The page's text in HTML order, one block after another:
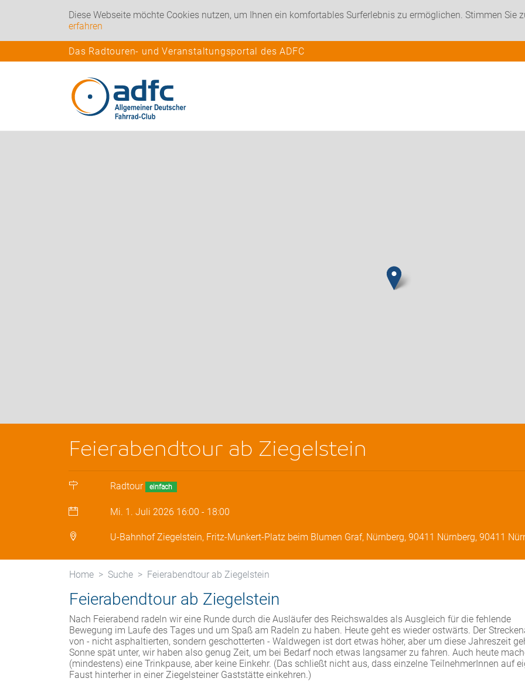
Diese Webseite möchte Cookies nutzen, um Ihnen ein komfortables Surferlebnis zu ermöglichen. Stimmen Sie
erfahren
Das Radtouren- und Veranstaltungsportal des ADFC
Feierabendtour ab Ziegelstein
Radtour einfach
Mi. 1. Juli 2026 16:00 - 18:00
U-Bahnhof Ziegelstein, Fritz-Munkert-Platz beim Blumen Graf, Nürnberg, 90411 Nürnberg, 90411
Home Suche Feierabendtour ab Ziegelstein
Feierabendtour ab Ziegelstein
Nach Feierabend radeln wir eine Runde durch die Ausläufer des Reichswaldes als Ausgleich für die fehlende
Bewegung im Laufe des Tages und um Spaß am Radeln zu haben. Heute geht es wieder ostwärts. Der
von - nicht asphaltierten, sondern geschotterten - Waldwegen ist dort etwas höher, aber um diese Jahreszeit
Sonne spät unter, wir haben also genug Zeit, um bei Bedarf noch etwas langsamer zu fahren. Auch heute
(mindestens) eine Trinkpause, aber keine Einkehr. (Das schließt nicht aus, dass einzelne TeilnehmerInnen auf
Faust hinterher in einer Ziegelsteiner Gaststätte einkehren.)